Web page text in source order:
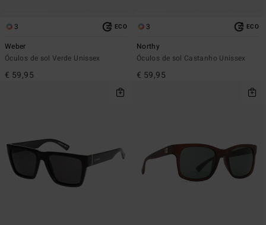
3 ECO
Weber
Óculos de sol Verde Unissex
€ 59,95
3 ECO
Northy
Óculos de sol Castanho Unissex
€ 59,95